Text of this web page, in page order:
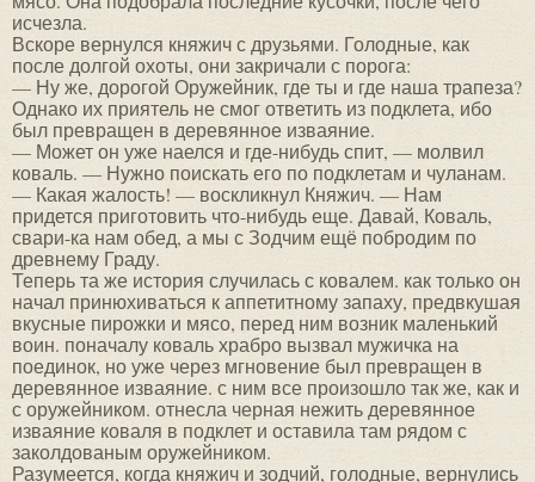
исчезла.
Вскоре вернулся княжич с друзьями. Голодные, как
после долгой охоты, они закричали с порога:
— Ну же, дорогой Оружейник, где ты и где наша трапеза?
Однако их приятель не смог ответить из подклета, ибо
был превращен в деревянное изваяние.
— Может он уже наелся и где-нибудь спит, — молвил
коваль. — Нужно поискать его по подклетам и чуланам.
— Какая жалость! — воскликнул Княжич. — Нам
придется приготовить что-нибудь еще. Давай, Коваль,
свари-ка нам обед, а мы с Зодчим ещё побродим по
древнему Граду.
Теперь та же история случилась с ковалем. как только он
начал принюхиваться к аппетитному запаху, предвкушая
вкусные пирожки и мясо, перед ним возник маленький
воин. поначалу коваль храбро вызвал мужичка на
поединок, но уже через мгновение был превращен в
деревянное изваяние. с ним все произошло так же, как и
с оружейником. отнесла черная нежить деревянное
изваяние коваля в подклет и оставила там рядом с
заколдованым оружейником.
Разумеется, когда княжич и зодчий, голодные, вернулись